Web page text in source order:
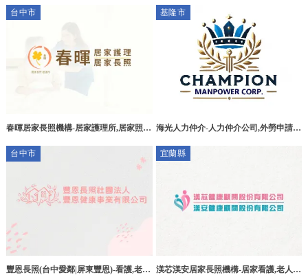
構評鑑顧問
台中市
春暉居家長照機構-居家護理所,居家照
家照護,西屯區居家照護
基隆市
海光人力仲介-人力仲介公司,外勞申請,
仲介公司
台中市
豐恩長照(台中愛鄰|屏東豐恩)-看護,老人
宜蘭縣
渼芯渼安居家長照機構-居家看護,老人居